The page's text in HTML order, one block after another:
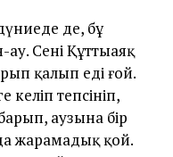
де, бұ
ау. Сені Құттыаяқ
қалып еді ғой.
келіп тепсініп,
барып, аузына бір
жарамадық қой.